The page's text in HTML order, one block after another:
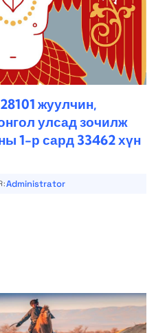
жуулчин,
улсад зочилж
1-р сард 33462 хүн
Administrator